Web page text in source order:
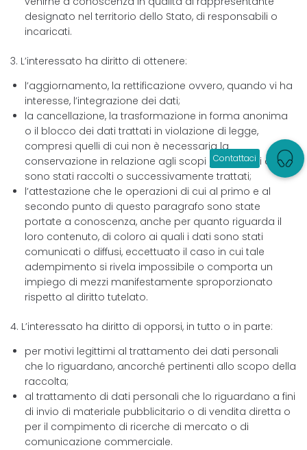
designato nel territorio dello Stato, di responsabili o
incaricati.
3. L’interessato ha diritto di ottenere:
l’aggiornamento, la rettificazione ovvero, quando vi ha
interesse, l’integrazione dei dati;
la cancellazione, la trasformazione in forma anonima
o il blocco dei dati trattati in violazione di legge,
compresi quelli di cui non è necessaria la
conservazione in relazione agli scopi per i quali i dati
sono stati raccolti o successivamente trattati;
l’attestazione che le operazioni di cui al primo e al
secondo punto di questo paragrafo sono state
portate a conoscenza, anche per quanto riguarda il
loro contenuto, di coloro ai quali i dati sono stati
comunicati o diffusi, eccettuato il caso in cui tale
adempimento si rivela impossibile o comporta un
impiego di mezzi manifestamente sproporzionato
rispetto al diritto tutelato.
4. L’interessato ha diritto di opporsi, in tutto o in parte:
per motivi legittimi al trattamento dei dati personali
che lo riguardano, ancorché pertinenti allo scopo della
raccolta;
al trattamento di dati personali che lo riguardano a fini
di invio di materiale pubblicitario o di vendita diretta o
per il compimento di ricerche di mercato o di
comunicazione commerciale.